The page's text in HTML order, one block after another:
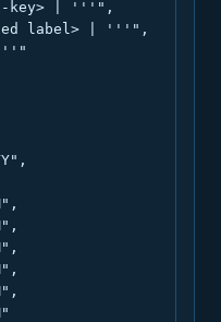
key> | '''",
label> | '''",